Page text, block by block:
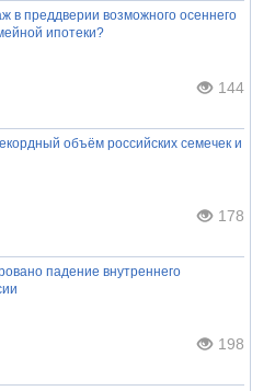
в преддверии возможного осеннего
ипотеки?
144
объём российских семечек и
178
падение внутреннего
198